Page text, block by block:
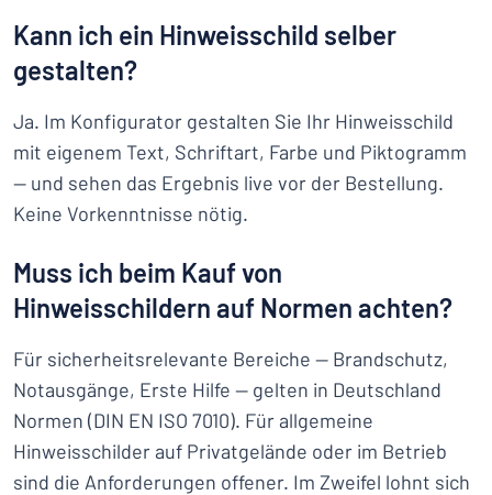
Kann ich ein Hinweisschild selber
gestalten?
Ja. Im Konfigurator gestalten Sie Ihr Hinweisschild
mit eigenem Text, Schriftart, Farbe und Piktogramm
— und sehen das Ergebnis live vor der Bestellung.
Keine Vorkenntnisse nötig.
Muss ich beim Kauf von
Hinweisschildern auf Normen achten?
Für sicherheitsrelevante Bereiche — Brandschutz,
Notausgänge, Erste Hilfe — gelten in Deutschland
Normen (DIN EN ISO 7010). Für allgemeine
Hinweisschilder auf Privatgelände oder im Betrieb
sind die Anforderungen offener. Im Zweifel lohnt sich